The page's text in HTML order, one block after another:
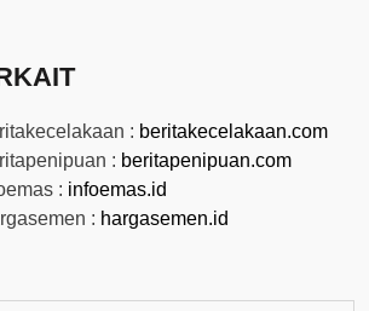
: beritakecelakaan.com
: beritapenipuan.com
: infoemas.id
: hargasemen.id